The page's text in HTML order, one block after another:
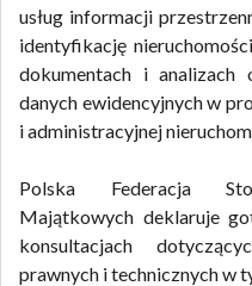
usług informacji
identyfikację
dokumentach i analizach
danych ewidencyjnych w
i administracyjnej
Polska Federacja
Majątkowych deklaruje
konsultacjach
prawnych i technicznych w